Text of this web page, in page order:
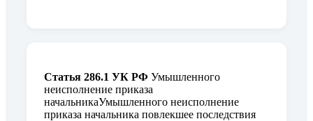
Статья 286.1 УК РФ Умышленного
неисполнение приказа
начальникаУмышленного неисполнение
приказа начальника повлекшее последствия